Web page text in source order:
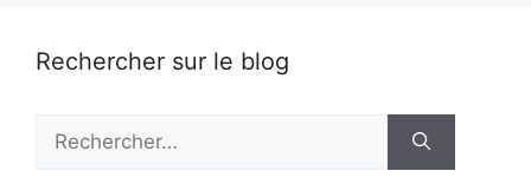
Rechercher sur le blog